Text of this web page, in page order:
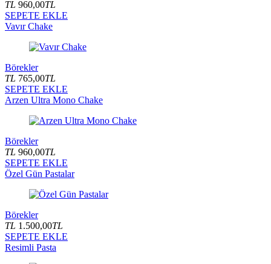
TL 960,00TL
SEPETE EKLE
Vavır Chake
Börekler
TL 765,00TL
SEPETE EKLE
Arzen Ultra Mono Chake
Börekler
TL 960,00TL
SEPETE EKLE
Özel Gün Pastalar
Börekler
TL 1.500,00TL
SEPETE EKLE
Resimli Pasta